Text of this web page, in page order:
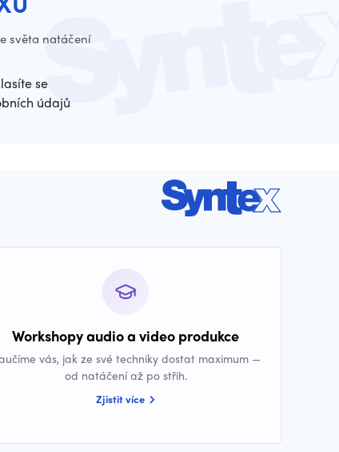
světa natáčení
se
údajů
Workshopy audio a video produkce
vás, jak ze své techniky dostat maximum —
od natáčení až po střih.
Zjistit více